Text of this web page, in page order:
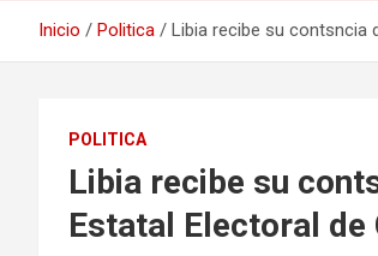
Inicio Politica Libia recibe su contsncia
POLITICA
Libia recibe su
Estatal Electoral de